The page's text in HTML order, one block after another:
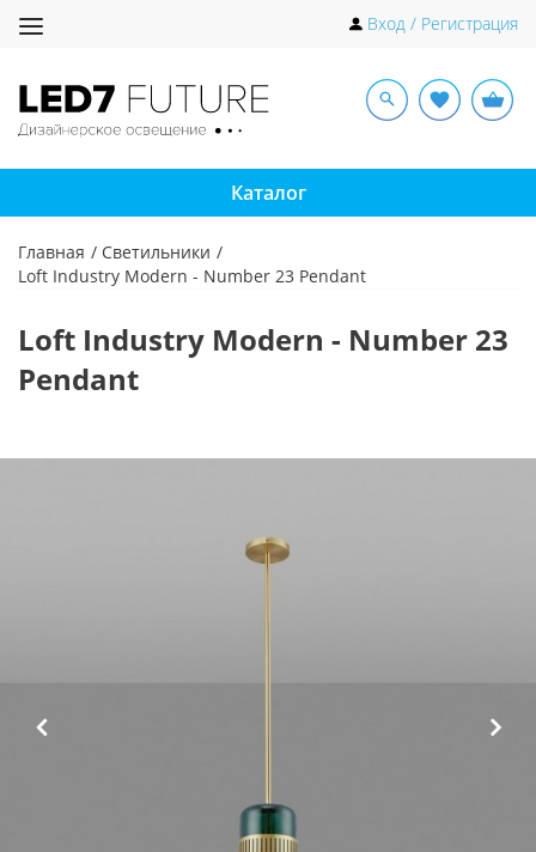
Toggle
Вход / Регистрация
Каталог
Главная
Светильники
Loft Industry Modern - Number 23 Pendant
Loft Industry Modern - Number 23
Pendant